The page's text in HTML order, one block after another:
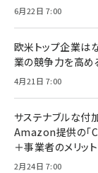
6月22日 7:00
欧米トップ企業は
業の競争力を高め
4月21日 7:00
サステナブルな付
Amazon提供の「
＋事業者のメリッ
2月24日 7:00